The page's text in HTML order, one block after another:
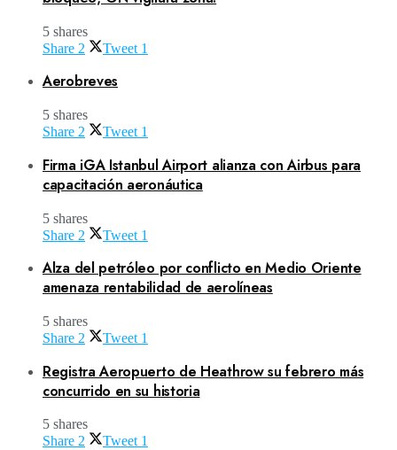
5 shares
Share 2 Tweet 1
Aerobreves
5 shares
Share 2 Tweet 1
Firma iGA Istanbul Airport alianza con Airbus para
capacitación aeronáutica
5 shares
Share 2 Tweet 1
Alza del petróleo por conflicto en Medio Oriente
amenaza rentabilidad de aerolíneas
5 shares
Share 2 Tweet 1
Registra Aeropuerto de Heathrow su febrero más
concurrido en su historia
5 shares
Share 2 Tweet 1